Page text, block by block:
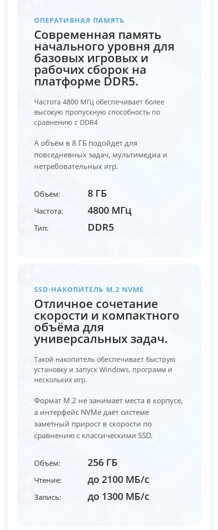
ОПЕРАТИВНАЯ ПАМЯТЬ
Современная память
начального уровня для
базовых игровых и
рабочих сборок на
платформе DDR5.
Частота 4800 МГц обеспечивает более
высокую пропускную способность по
сравнению с DDR4
А объём в 8 ГБ подойдёт для
повседневных задач, мультимедиа и
нетребовательных игр.
Объём: 8 ГБ
Частота: 4800 МГц
Тип: DDR5
SSD-НАКОПИТЕЛЬ M.2 NVME
Отличное сочетание
скорости и компактного
объёма для
универсальных задач.
Такой накопитель обеспечивает быструю
установку и запуск Windows, программ и
нескольких игр.
Формат M.2 не занимает места в корпусе,
а интерфейс NVMe даёт системе
заметный прирост в скорости по
сравнению с классическими SSD.
Объём: 256 ГБ
Чтение: до 2100 МБ/с
Запись: до 1300 МБ/с